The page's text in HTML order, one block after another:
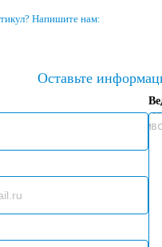
Напишите нам:
Оставьте